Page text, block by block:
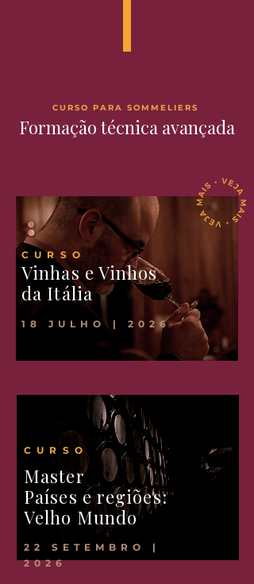
CURSO PARA SOMMELIERS
Formação técnica avançada
CURSO
Vinhas e Vinhos
da Itália
18 JULHO | 2026
CURSO
Master
Países e regiões:
Velho Mundo
22 SETEMBRO |
2026